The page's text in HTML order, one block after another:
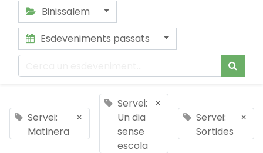
Binissalem
Esdeveniments passats
Servei:
Matinera
×
Servei:
Un dia
sense
escola
×
Servei:
Sortides
×